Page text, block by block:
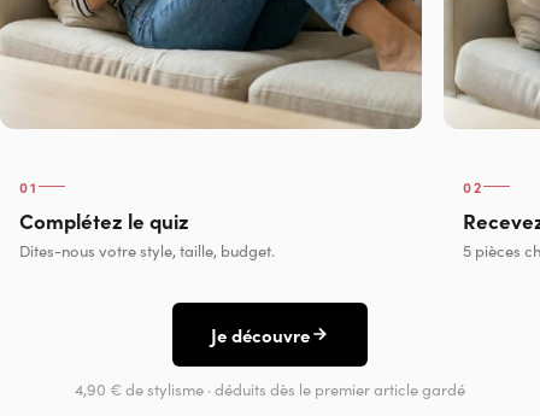
01
Complétez le quiz
Dites-nous votre style, taille, budget.
02
5 pièces
Je découvre
4,90 € de stylisme · déduits dès le premier article gardé